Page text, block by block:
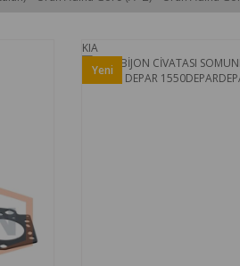
KIA
Yeni